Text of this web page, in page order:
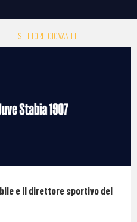
SETTORE GIOVANILE
e il direttore sportivo del